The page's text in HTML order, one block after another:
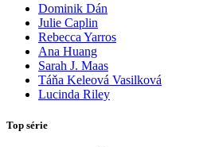
Dominik Dán
Julie Caplin
Rebecca Yarros
Ana Huang
Sarah J. Maas
Táňa Keleová Vasilková
Lucinda Riley
Top série